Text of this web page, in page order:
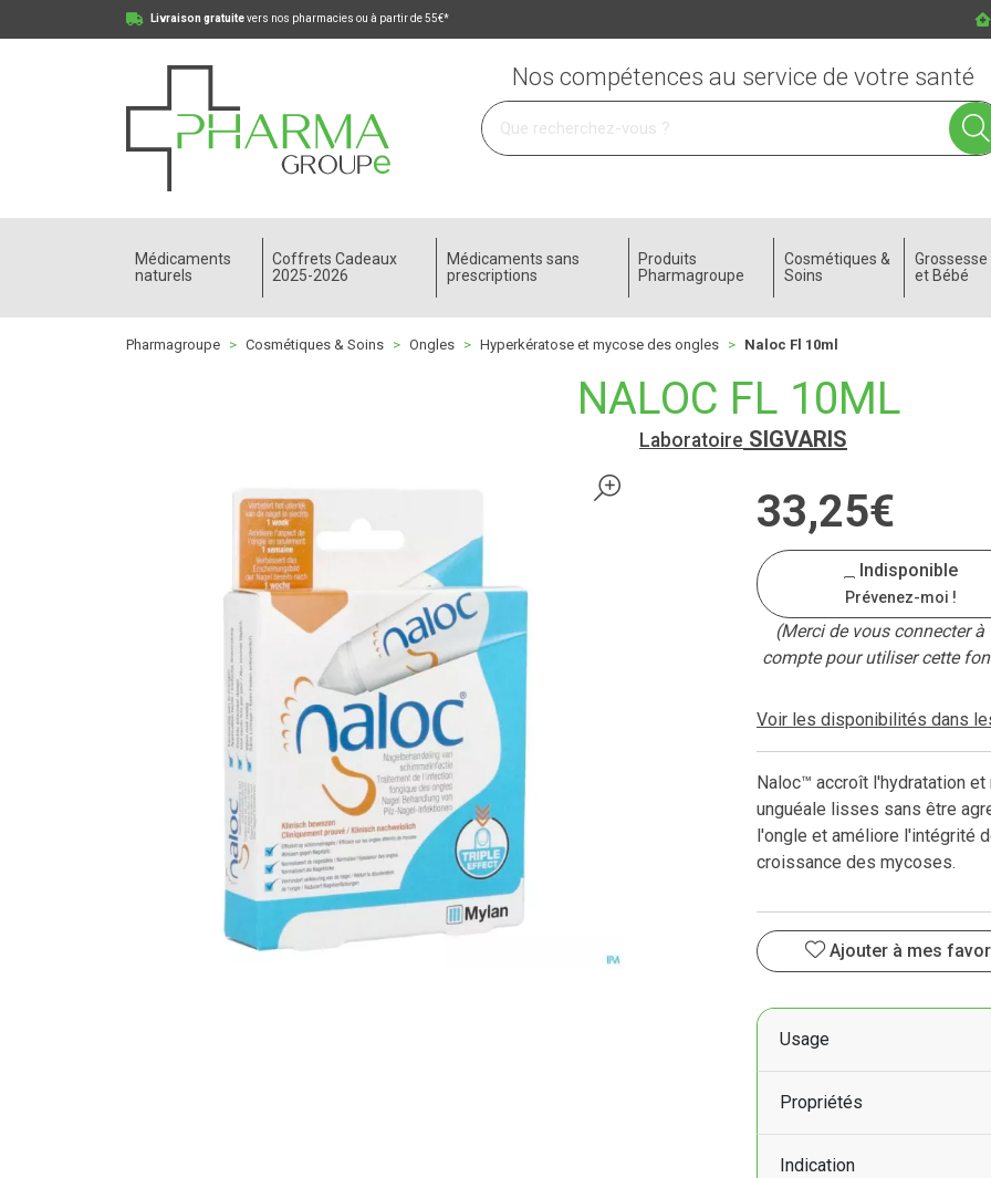
Livraison gratuitevers nos pharmacies ou à partir de 55€*
Pharmagroupe Votre pharmacie en ligne à votre service
Nos compétences au service de votre santé
Médicaments
naturels
Coffrets Cadeaux
2025-2026
Médicaments sans
prescriptions
Produits
Pharmagroupe
Cosmétiques &
Soins
et Bébé
Pharmagroupe Cosmétiques & Soins Ongles Hyperkératose et mycose des ongles Naloc Fl 10ml
NALOC FL 10ML
Laboratoire SIGVARIS
33,25€
Indisponible
Prévenez-moi !
(Merci de vous connecter à
compte pour utiliser cette
Voir les disponibilités dans
Naloc™ accroît l'hydratation
unguéale lisses sans être
l'ongle et améliore l'intégrité
croissance des mycoses.
Ajouter à mes
Usage
Propriétés
Indication